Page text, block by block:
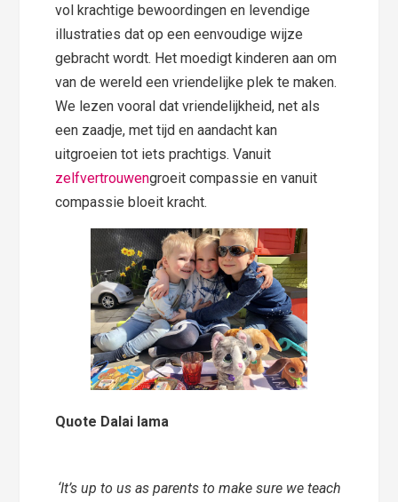
vol krachtige bewoordingen en levendige
illustraties dat op een eenvoudige wijze
gebracht wordt. Het moedigt kinderen aan om
van de wereld een vriendelijke plek te maken.
We lezen vooral dat vriendelijkheid, net als
een zaadje, met tijd en aandacht kan
uitgroeien tot iets prachtigs. Vanuit
zelfvertrouwengroeit compassie en vanuit
compassie bloeit kracht.
Quote Dalai lama
‘It’s up to us as parents to make sure we teach